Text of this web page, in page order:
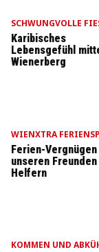
SCHWUNGVOLLE
Karibisches
Lebensgefühl
Wienerberg
WIENXTRA
Ferien-
unseren Freunden
Helfern
KOMMEN UND